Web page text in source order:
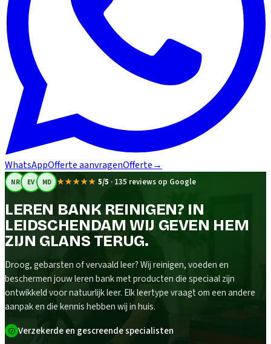
WhatsAppOfferte aanvragenOfferte→
NR EV MD ★★★★★ 5/5 · 135 reviews op Google
LEREN BANK REINIGEN? IN
LEIDSCHENDAM WIJ GEVEN HEM
ZIJN GLANS TERUG.
Droog, gebarsten of vervaald leer? Wij reinigen, voeden en
beschermen jouw leren bank met producten die speciaal zijn
ontwikkeld voor natuurlijk leer. Elk leertype vraagt om een andere
aanpak en die kennis hebben wij in huis.
Verzekerde en gescreende specialisten